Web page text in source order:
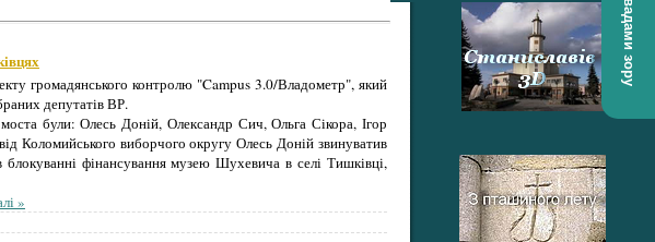
громадянського контролю "Campus 3.0/Владометр", який
депутатів ВР.
були: Олесь Доній, Олександр Сич, Ольга Сікора, Ігор
Коломийського виборчого округу Олесь Доній звинуватив
фінансування музею Шухевича в селі Тишківці,
»